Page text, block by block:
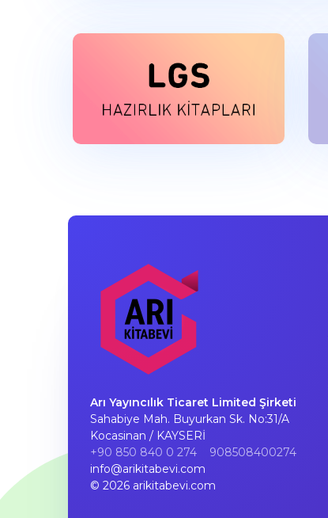
Arı Yayıncılık Ticaret Limited Şirketi
Sahabiye Mah. Buyurkan Sk. No:31/A
Kocasinan / KAYSERİ
+90 850 840 0 274
908508400274
info@arikitabevi.com
© 2026 arikitabevi.com